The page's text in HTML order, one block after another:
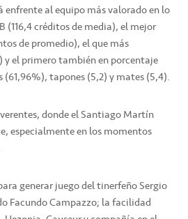
enfrente al equipo más valorado en lo
(116,4 créditos de media), el mejor
de promedio), el que más
y el primero también en porcentaje
(61,96%), tapones (5,2) y mates (5,4).
donde el Santiago Martín
especialmente en los momentos
generar juego del tinerfeño Sergio
Facundo Campazzo; la facilidad